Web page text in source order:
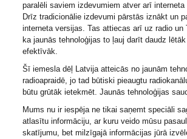
paralēli saviem izdevumiem atver arī
Drīz tradicionālie izdevumi pārstās iznākt un
interneta versijas. Tas attiecas arī uz radio un
ka jaunās tehnoloģijas to ļauj darīt daudz
efektīvāk.
Šī iemesla dēļ Latvija atteicās no jaunām
radioapraidē, jo tad būtiski pieaugtu
būtu grūtāk ietekmēt. Jaunās tehnoloģijas
Mums nu ir iespēja ne tikai saņemt speciāli
atlasītu informāciju, ar kuru veido mūsu
skatījumu, bet milzīgajā informācijas jūrā